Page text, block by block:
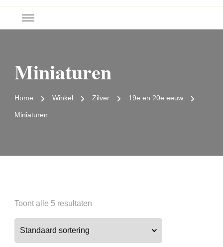
Miniaturen
Home Winkel Zilver 19e en 20e eeuw
Miniaturen
Toont alle 5 resultaten